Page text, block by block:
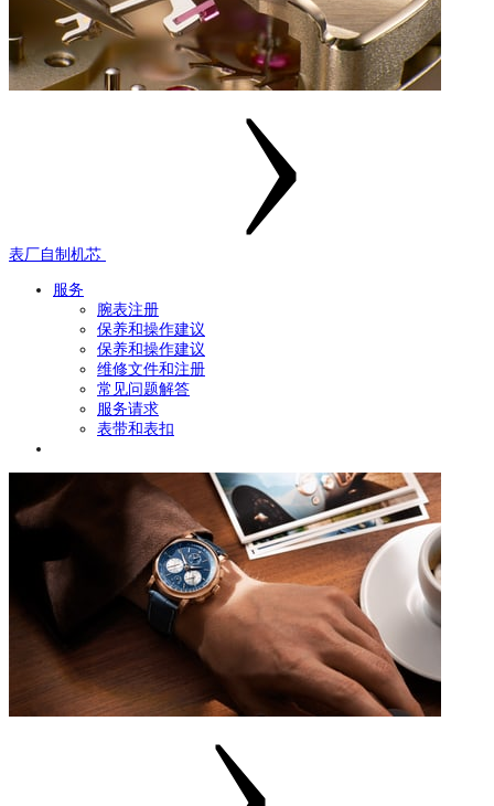
表厂自制机芯
服务
腕表注册
保养和操作建议
保养和操作建议
维修文件和注册
常见问题解答
服务请求
表带和表扣